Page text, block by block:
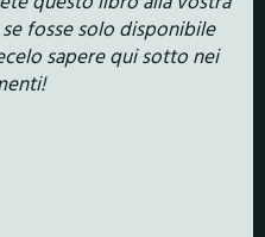
fosse solo disponibile
sapere qui sotto nei